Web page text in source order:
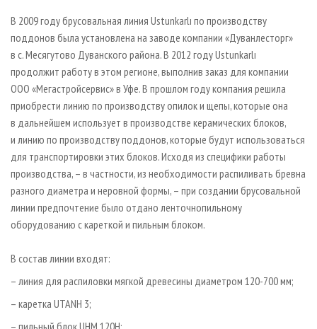
В 2009 году брусовальная линия Ustunkarlı по производству
поддонов была установлена на заводе компании «Дуванлесторг»
в с. Месягутово Дуванского района. В 2012 году Ustunkarlı
продолжит работу в этом регионе, выполнив заказ для компании
ООО «Мегастройсервис» в Уфе. В прошлом году компания решила
приобрести линию по производству опилок и щепы, которые она
в дальнейшем использует в производстве керамических блоков,
и линию по производству поддонов, которые будут использоваться
для транспортировки этих блоков. Исходя из специфики работы
производства, – в частности, из необходимости распиливать бревна
разного диаметра и неровной формы, – при создании брусовальной
линии предпочтение было отдано ленточнопильному
оборудованию с кареткой и пильным блоком.
В состав линии входят:
– линия для распиловки мягкой древесины диаметром 120-700 мм;
– каретка UTANH 3;
– пильный блок UHM 120H;